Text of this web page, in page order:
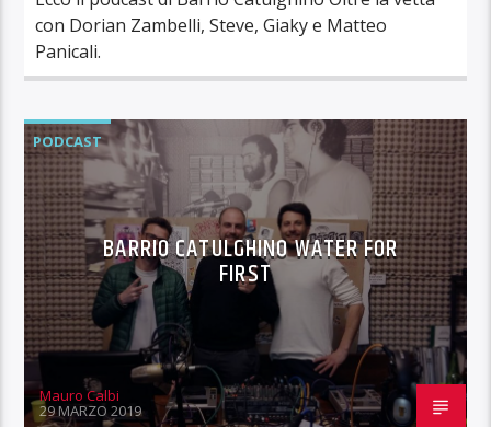
con Dorian Zambelli, Steve, Giaky e Matteo
Panicali.
PODCAST
BARRIO CATULGHINO WATER FOR
FIRST
Mauro Calbi
29 MARZO 2019